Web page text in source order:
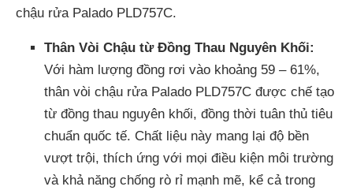
chậu rửa Palado PLD757C.
Thân Vòi Chậu từ Đồng Thau Nguyên Khối:
Với hàm lượng đồng rơi vào khoảng 59 – 61%,
thân vòi chậu rửa Palado PLD757C được chế tạo
từ đồng thau nguyên khối, đồng thời tuân thủ tiêu
chuẩn quốc tế. Chất liệu này mang lại độ bền
vượt trội, thích ứng với mọi điều kiện môi trường
và khả năng chống rò rỉ mạnh mẽ, kể cả trong